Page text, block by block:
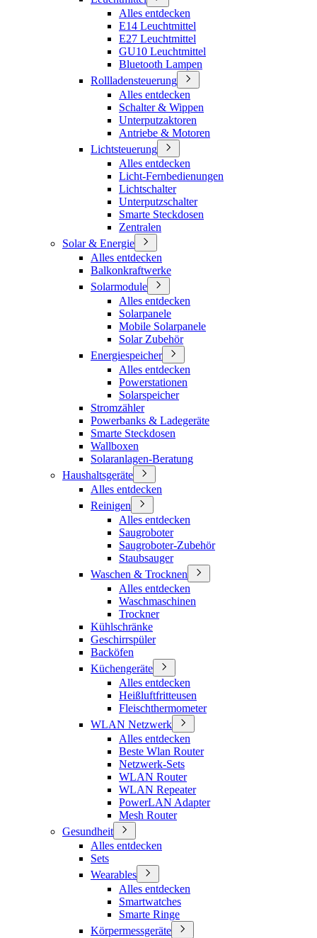
Alles entdecken
E14 Leuchtmittel
E27 Leuchtmittel
GU10 Leuchtmittel
Bluetooth Lampen
Rollladensteuerung
Alles entdecken
Schalter & Wippen
Unterputzaktoren
Antriebe & Motoren
Lichtsteuerung
Alles entdecken
Licht-Fernbedienungen
Lichtschalter
Unterputzschalter
Smarte Steckdosen
Zentralen
Solar & Energie
Alles entdecken
Balkonkraftwerke
Solarmodule
Alles entdecken
Solarpanele
Mobile Solarpanele
Solar Zubehör
Energiespeicher
Alles entdecken
Powerstationen
Solarspeicher
Stromzähler
Powerbanks & Ladegeräte
Smarte Steckdosen
Wallboxen
Solaranlagen-Beratung
Haushaltsgeräte
Alles entdecken
Reinigen
Alles entdecken
Saugroboter
Saugroboter-Zubehör
Staubsauger
Waschen & Trocknen
Alles entdecken
Waschmaschinen
Trockner
Kühlschränke
Geschirrspüler
Backöfen
Küchengeräte
Alles entdecken
Heißluftfritteusen
Fleischthermometer
WLAN Netzwerk
Alles entdecken
Beste Wlan Router
Netzwerk-Sets
WLAN Router
WLAN Repeater
PowerLAN Adapter
Mesh Router
Gesundheit
Alles entdecken
Sets
Wearables
Alles entdecken
Smartwatches
Smarte Ringe
Körpermessgeräte